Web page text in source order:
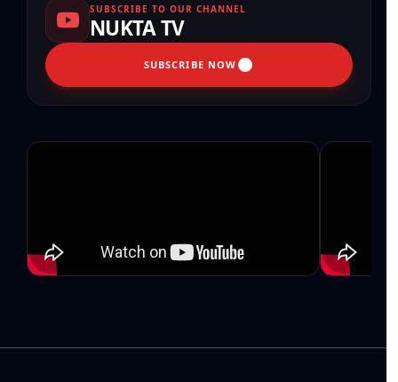
SUBSCRIBE TO OUR CHANNEL
NUKTA TV
SUBSCRIBE NOW